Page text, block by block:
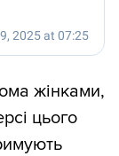
жінками,
цього